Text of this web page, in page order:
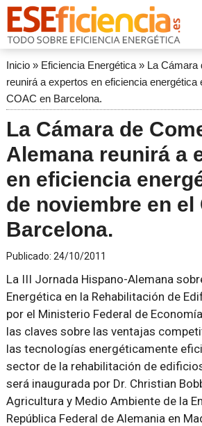
Inicio» Eficiencia Energética» La Cámara
reunirá a expertos en eficiencia energética
COAC en Barcelona.
La Cámara de
Alemana reunirá a
en eficiencia
de noviembre en el
Barcelona.
Publicado: 24/10/2011
La III Jornada Hispano-Alemana
Energética en la Rehabilitación de
por el Ministerio Federal de
las claves sobre las ventajas
las tecnologías energéticamente
sector de la rehabilitación de
será inaugurada por Dr. Christian
Agricultura y Medio Ambiente de la
República Federal de Alemania en